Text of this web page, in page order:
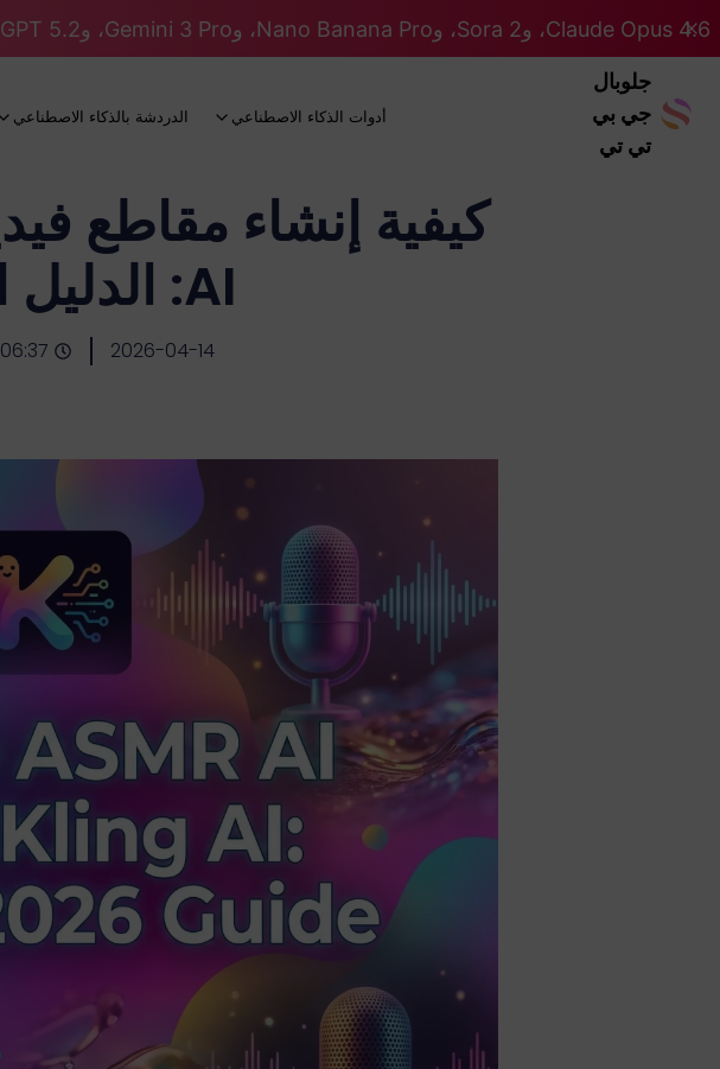
Claude Opus 4.6، وSora 2، وNano Banana Pro، وGemini 3 Pro، وGPT 5.2 GPT 5.2... كلها على نظام Pro. 46% OFF
جلوبال
جي بي
تي تي
أدوات الذكاء الاصطناعي الدردشة بالذكاء الاصطناعي
AI: الدليل النهائي لعام 2026
2026-04-14
06:37